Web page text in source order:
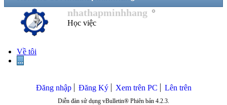
nhathapminhhang
Học việc
Về tôi
...
Đăng nhập Đăng Ký Xem trên PC Lên trên
Diễn đàn sử dụng vBulletin® Phiên bản 4.2.3.